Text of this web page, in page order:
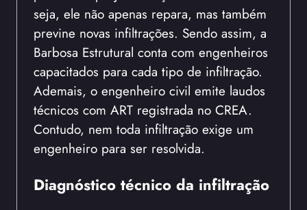
seja, ele não apenas repara, mas também
previne novas infiltrações. Sendo assim, a
Barbosa Estrutural conta com engenheiros
capacitados para cada tipo de infiltração.
Ademais, o engenheiro civil emite laudos
técnicos com ART registrada no CREA.
Contudo, nem toda infiltração exige um
engenheiro para ser resolvida.
Diagnóstico técnico da infiltração